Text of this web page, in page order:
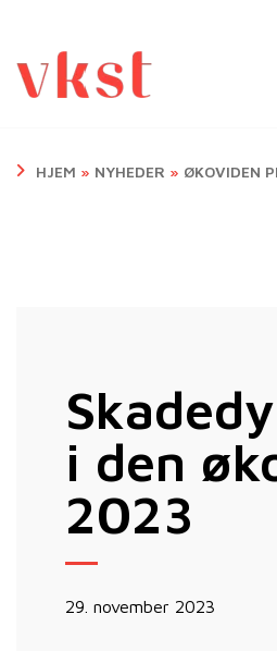
HJEM » NYHEDER » ØKOVIDEN
i den
2023
29. november 2023